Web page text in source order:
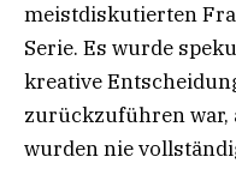
meistdiskutierten
Serie. Es wurde
kreative
zurückzuführen war,
wurden nie